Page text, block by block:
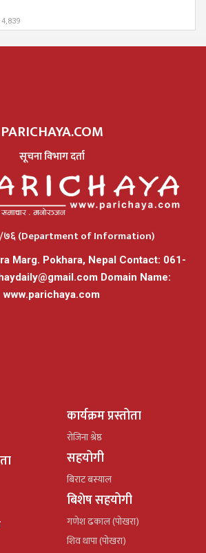
PARICHAYA.COM
सूचना विभाग दर्ता
७६ (Department of Information)
Marg. Pokhara, Nepal Contact: 061-
Domain Name:
www.parichaya.com
कार्यक्रम प्रस्तोता
रोजिना श्रेष्ठ
सहयोगी
बिराट बस्याल
बिशेष सहयोगी
गणेश ढकाल (पोखरा)
शिव थापा (पोखरा)